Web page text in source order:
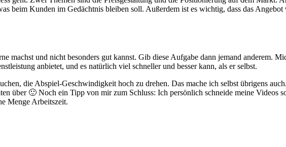
beim Kunden im Gedächtnis bleiben soll. Außerdem ist es wichtig, dass das
machst und nicht besonders gut kannst. Gib diese Aufgabe dann jemand anderem.
anbietet, und es natürlich viel schneller und besser kann, als er selbst.
die Abspiel-Geschwindigkeit hoch zu drehen. Das mache ich selbst übrigens
über 🙂 Noch ein Tipp von mir zum Schluss: Ich persönlich schneide meine Videos
Menge Arbeitszeit.